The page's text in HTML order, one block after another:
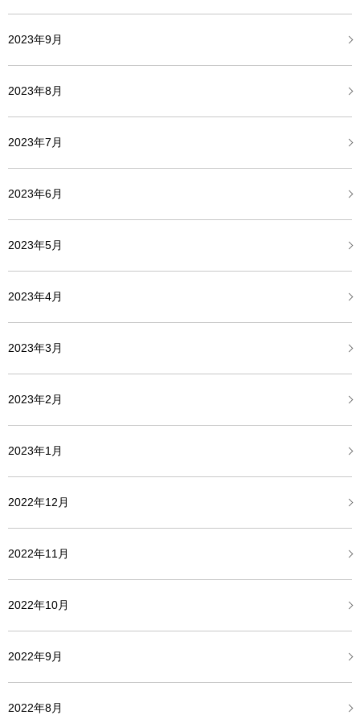
2023年9月
2023年8月
2023年7月
2023年6月
2023年5月
2023年4月
2023年3月
2023年2月
2023年1月
2022年12月
2022年11月
2022年10月
2022年9月
2022年8月